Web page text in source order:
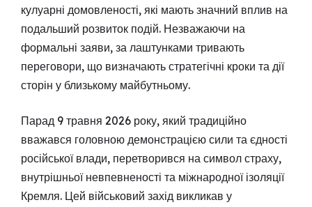
кулуарні домовленості, які мають значний вплив на
подальший розвиток подій. Незважаючи на
формальні заяви, за лаштунками тривають
переговори, що визначають стратегічні кроки та дії
сторін у близькому майбутньому.
Парад 9 травня 2026 року, який традиційно
вважався головною демонстрацією сили та єдності
російської влади, перетворився на символ страху,
внутрішньої невпевненості та міжнародної ізоляції
Кремля. Цей військовий захід викликав у